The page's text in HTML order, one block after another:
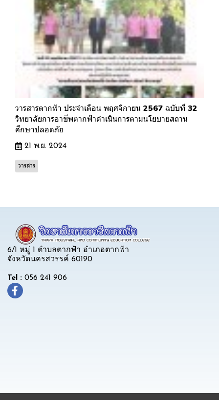
วารสารตากฟ้า ประจำเดือน พฤศจิกายน 2567 ฉบับที่ 32
วิทยาลัยการอาชีพตากฟ้าดำเนินการตามนโยบายสถาน
ศึกษาปลอดภัย
21 พ.ย. 2024
วารสาร
6/1 หมู่ 1 ตำบลตากฟ้า อำเภอตากฟ้า
จังหวัดนครสวรรค์ 60190
Tel : 056 241 906